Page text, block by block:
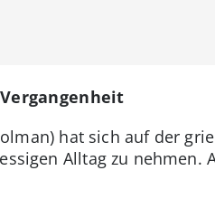
hat sich auf der
Alltag zu nehmen.